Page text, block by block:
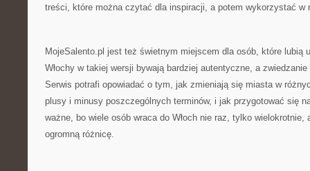
treści, które można czytać dla inspiracji, a potem wykorzystać w
MojeSalento.pl jest też świetnym miejscem dla osób, które lubią
Włochy w takiej wersji bywają bardziej autentyczne, a
Serwis potrafi opowiadać o tym, jak zmieniają się miasta w
plusy i minusy poszczególnych terminów, i jak przygotować się
ważne, bo wiele osób wraca do Włoch nie raz, tylko wielokrotnie,
ogromną różnicę.